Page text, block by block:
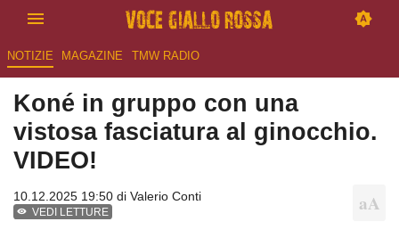
NOTIZIE MAGAZINE TMW RADIO
Koné in gruppo con una
vistosa fasciatura al ginocchio.
VIDEO!
10.12.2025 19:50 di Valerio Conti
VEDI LETTURE